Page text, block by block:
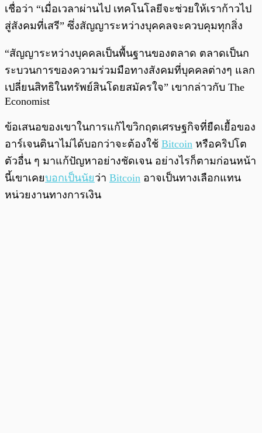
เชื่อว่า “เมื่อเวลาผ่านไป เทคโนโลยีจะช่วยให้เราก้าวไป
สู่สังคมที่เสรี” ซึ่งสัญญาระหว่างบุคคลจะควบคุมทุกสิ่ง
“สัญญาระหว่างบุคคลเป็นพื้นฐานของตลาด ตลาดเป็นก
ระบวนการของความร่วมมือทางสังคมที่บุคคลต่างๆ แลก
เปลี่ยนสิทธิในทรัพย์สินโดยสมัครใจ” เขากล่าวกับ The
Economist
ข้อเสนอของเขาในการแก้ไขวิกฤตเศรษฐกิจที่ยืดเยื้อของ
อาร์เจนตินาไม่ได้บอกว่าจะต้องใช้ Bitcoin หรือคริปโต
ตัวอื่น ๆ มาแก้ปัญหาอย่างชัดเจน อย่างไรก็ตามก่อนหน้า
นี้เขาเคยบอกเป็นนัยว่า Bitcoin อาจเป็นทางเลือกแทน
หน่วยงานทางการเงิน